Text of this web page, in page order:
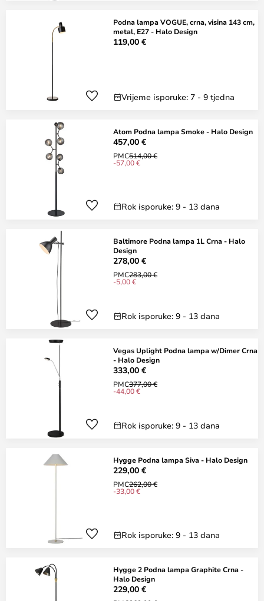
Podna lampa VOGUE, crna, visina 143 cm,
metal, E27 - Halo Design
119,00 €
Vrijeme isporuke: 7 - 9 tjedna
Atom Podna lampa Smoke - Halo Design
457,00 €
PMC514,00 €
-57,00 €
Rok isporuke: 9 - 13 dana
Baltimore Podna lampa 1L Crna - Halo
Design
278,00 €
PMC283,00 €
-5,00 €
Rok isporuke: 9 - 13 dana
Vegas Uplight Podna lampa w/Dimer Crna
- Halo Design
333,00 €
PMC377,00 €
-44,00 €
Rok isporuke: 9 - 13 dana
Hygge Podna lampa Siva - Halo Design
229,00 €
PMC262,00 €
-33,00 €
Rok isporuke: 9 - 13 dana
Hygge 2 Podna lampa Graphite Crna -
Halo Design
229,00 €